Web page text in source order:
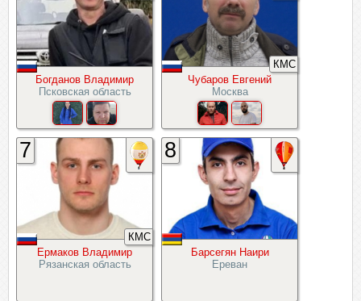
Богданов Владимир
Псковская область
Чубаров Евгений
Москва
КМС
Ермаков Владимир
Рязанская область
КМС
7
Барсегян Наири
Ереван
8